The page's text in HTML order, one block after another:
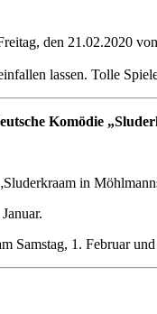
den 21.02.2020
lassen. Tolle
Komödie
in
Samstag, 1. Februar